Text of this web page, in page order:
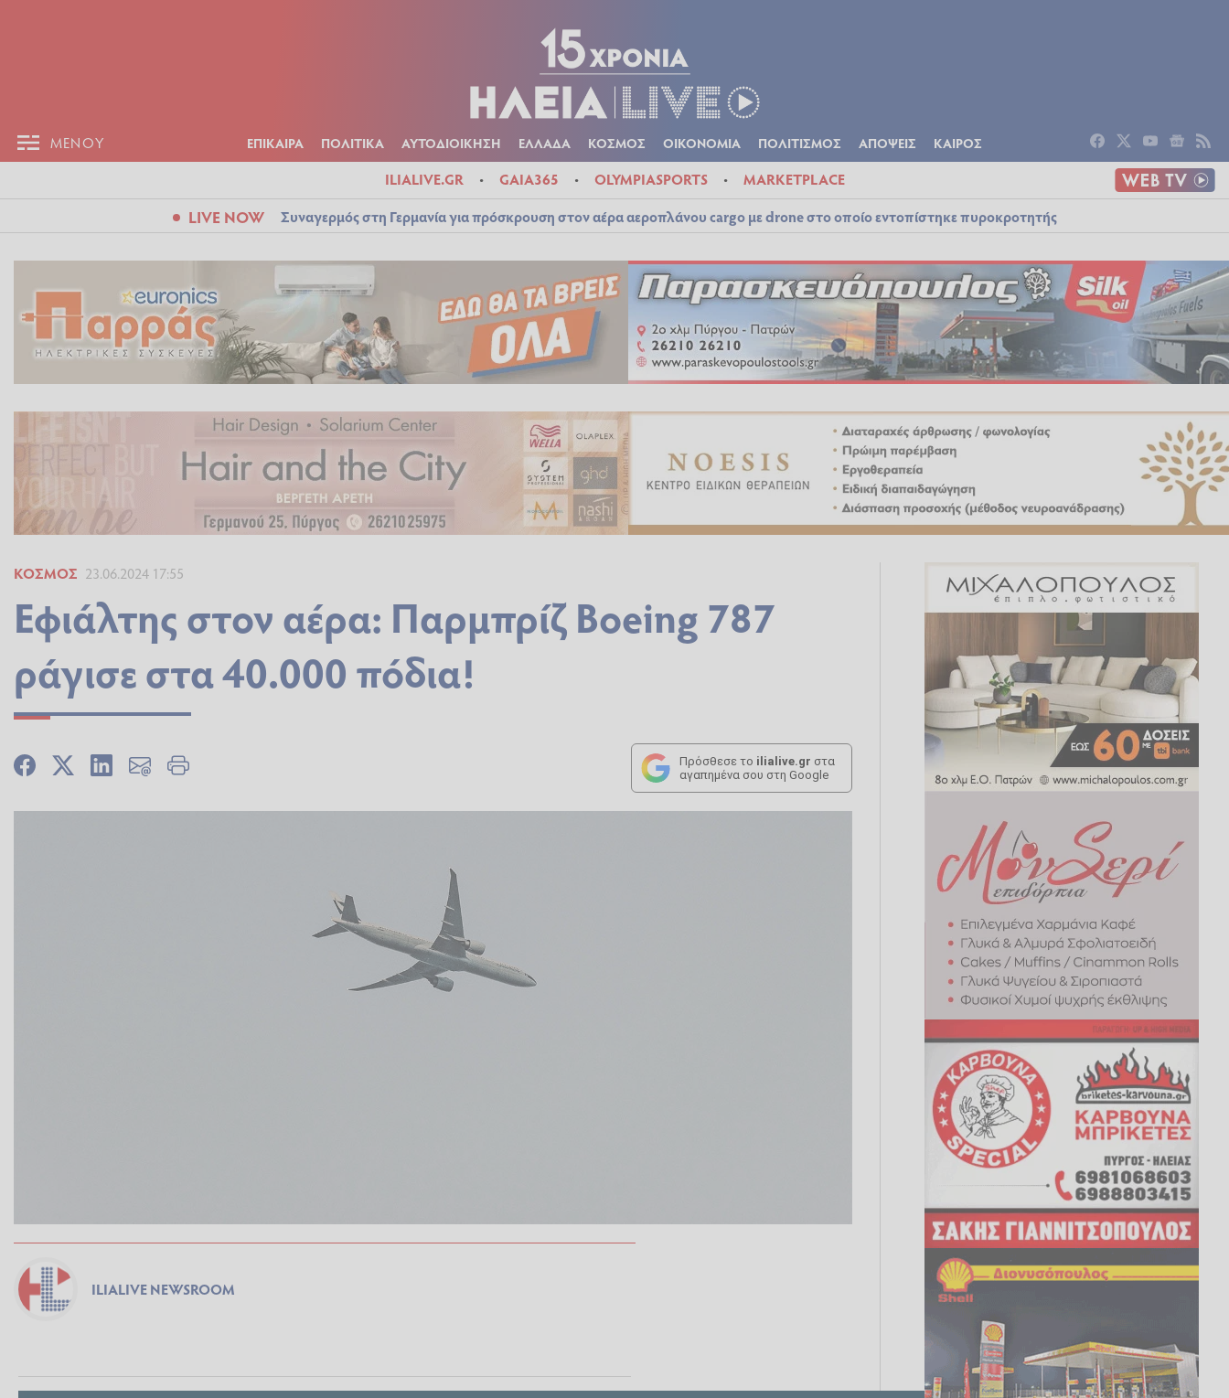
ΜΕΝΟΥ ΕΠΙΚΑΙΡΑ ΠΟΛΙΤΙΚΑ ΑΥΤΟΔΙΟΙΚΗΣΗ ΕΛΛΑΔΑ ΚΟΣΜΟΣ ΟΙΚΟΝΟΜΙΑ ΠΟΛΙΤΙΣΜΟΣ ΑΠΟΨΕΙΣ ΚΑΙΡΟΣ
ILIALIVE.GR GAIA365 OLYMPIASPORTS MARKETPLACE
LIVE NOW Συναγερμός στη Γερμανία για πρόσκρουση στον αέρα αεροπλάνου cargo με drone στο οποίο εντοπίστηκε πυροκροτητής
ΚΌΣΜΟΣ 23.06.2024 17:55
Εφιάλτης στον αέρα: Παρμπρίζ Boeing 787
ράγισε στα 40.000 πόδια!
Πρόσθεσε το ilialive.gr στα
αγαπημένα σου στη Google
ILIALIVE NEWSROOM